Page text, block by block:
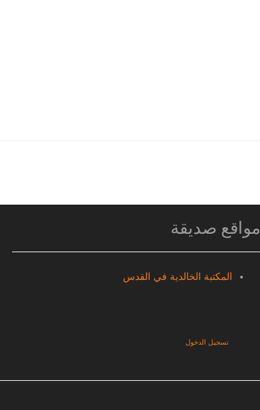
مواقع صديقة
المكتبة الخالدية في القدس
تسجيل الدخول